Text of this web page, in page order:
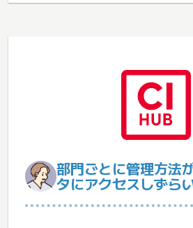
部門ごとに管理方法
タにアクセスしずら